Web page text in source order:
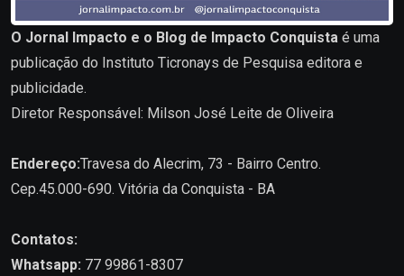
O Jornal Impacto e o Blog de Impacto Conquista é uma
publicação do Instituto Ticronays de Pesquisa editora e
publicidade.
Diretor Responsável: Milson José Leite de Oliveira
Endereço:Travesa do Alecrim, 73 - Bairro Centro.
Cep.45.000-690. Vitória da Conquista - BA
Contatos:
Whatsapp: 77 99861-8307